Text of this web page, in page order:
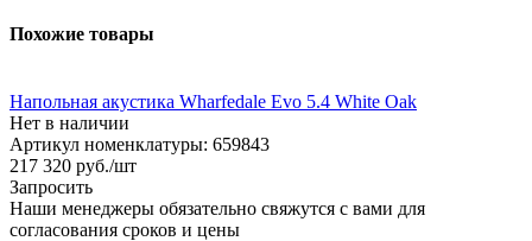
Похожие товары
Напольная акустика Wharfedale Evo 5.4 White Oak
Нет в наличии
Артикул номенклатуры: 659843
217 320 руб./шт
Запросить
Наши менеджеры обязательно свяжутся с вами для
согласования сроков и цены